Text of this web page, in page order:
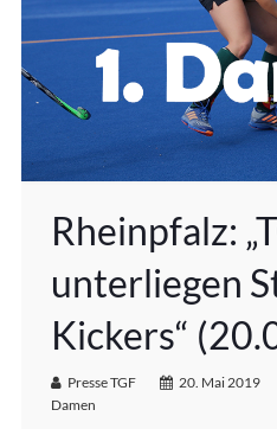
Rheinpfalz:
unterliegen
Kickers“
Presse TGF 20. Mai 2019
Damen